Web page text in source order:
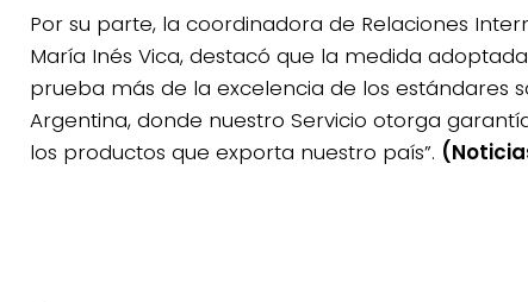
Por su parte, la coordinadora de Relaciones
María Inés Vica, destacó que la medida
prueba más de la excelencia de los estándares
Argentina, donde nuestro Servicio otorga
los productos que exporta nuestro país”.